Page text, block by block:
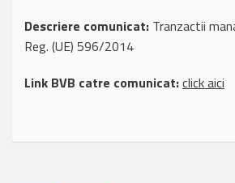
Descriere comunicat: Tranzactii
Reg. (UE) 596/2014
Link BVB catre comunicat:click aici